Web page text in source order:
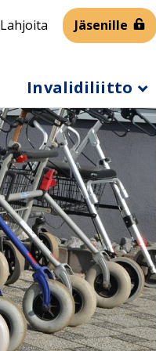
Lahjoita Jäsenille
Invalidiliitto